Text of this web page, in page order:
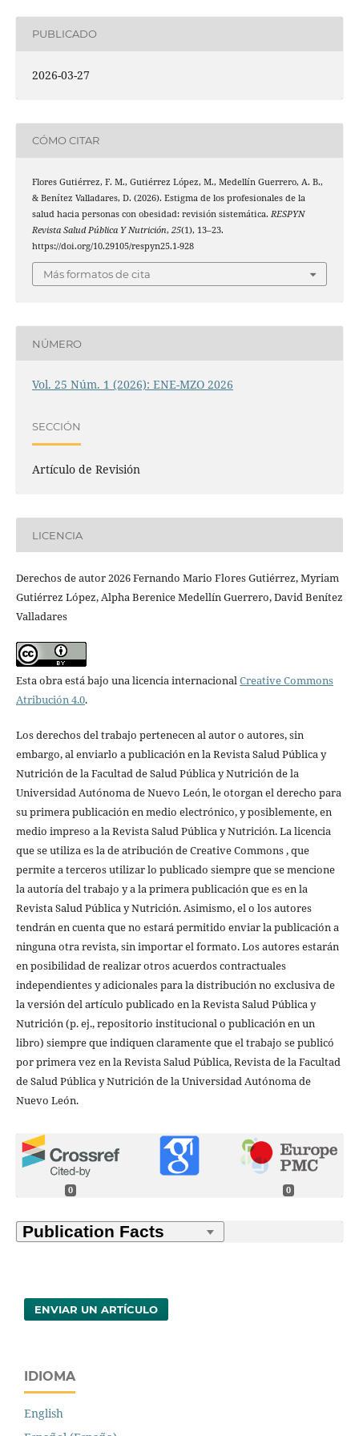
PUBLICADO
2026-03-27
CÓMO CITAR
Flores Gutiérrez, F. M., Gutiérrez López, M., Medellín Guerrero, A. B.,
& Benítez Valladares, D. (2026). Estigma de los profesionales de la
salud hacia personas con obesidad: revisión sistemática. RESPYN
Revista Salud Pública Y Nutrición, 25(1), 13–23.
https://doi.org/10.29105/respyn25.1-928
Más formatos de cita
NÚMERO
Vol. 25 Núm. 1 (2026): ENE-MZO 2026
SECCIÓN
Artículo de Revisión
LICENCIA
Derechos de autor 2026 Fernando Mario Flores Gutiérrez, Myriam
Gutiérrez López, Alpha Berenice Medellín Guerrero, David Benítez
Valladares
Esta obra está bajo una licencia internacionalCreative Commons
Atribución 4.0.
Los derechos del trabajo pertenecen al autor o autores, sin
embargo, al enviarlo a publicación en la Revista Salud Pública y
Nutrición de la Facultad de Salud Pública y Nutrición de la
Universidad Autónoma de Nuevo León, le otorgan el derecho para
su primera publicación en medio electrónico, y posiblemente, en
medio impreso a la Revista Salud Pública y Nutrición. La licencia
que se utiliza es la de atribución de Creative Commons , que
permite a terceros utilizar lo publicado siempre que se mencione
la autoría del trabajo y a la primera publicación que es en la
Revista Salud Pública y Nutrición. Asimismo, el o los autores
tendrán en cuenta que no estará permitido enviar la publicación a
ninguna otra revista, sin importar el formato. Los autores estarán
en posibilidad de realizar otros acuerdos contractuales
independientes y adicionales para la distribución no exclusiva de
la versión del artículo publicado en la Revista Salud Pública y
Nutrición (p. ej., repositorio institucional o publicación en un
libro) siempre que indiquen claramente que el trabajo se publicó
por primera vez en la Revista Salud Pública, Revista de la Facultad
de Salud Pública y Nutrición de la Universidad Autónoma de
Nuevo León.
0 0
ENVIAR UN ARTÍCULO
IDIOMA
English